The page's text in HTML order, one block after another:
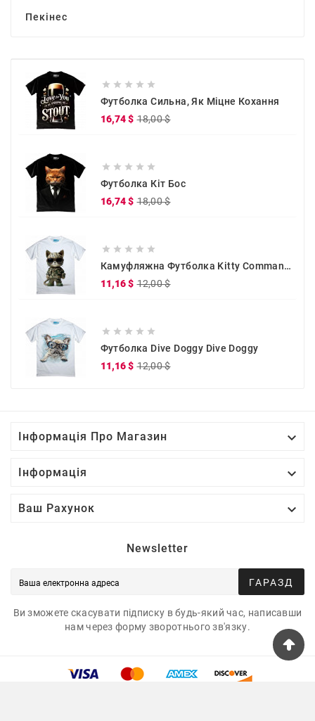
Пекінес
    
Футболка Сильна, Як Міцне Кохання
16,74 $ 18,00 $
    
Футболка Кіт Бос
16,74 $ 18,00 $
    
Камуфляжна Футболка Kitty Commander
11,16 $ 12,00 $
    
Футболка Dive Doggy Dive Doggy
11,16 $ 12,00 $
Інформація Про Магазин 
Інформація 
Ваш Рахунок 
Newsletter
ГАРАЗД
Ви зможете скасувати підписку в будь-який час, написавши
нам через форму зворотнього зв'язку.